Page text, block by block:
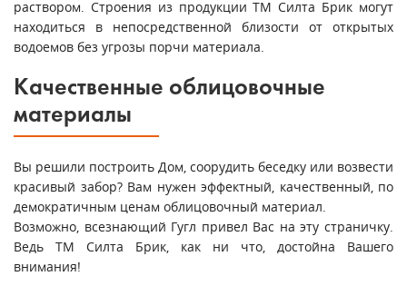
раствором. Строения из продукции ТМ Силта Брик могут
находиться в непосредственной близости от открытых
водоемов без угрозы порчи материала.
Качественные облицовочные
материалы
Вы решили построить Дом, соорудить беседку или возвести
красивый забор? Вам нужен эффектный, качественный, по
демократичным ценам облицовочный материал.
Возможно, всезнающий Гугл привел Вас на эту страничку.
Ведь ТМ Силта Брик, как ни что, достойна Вашего
внимания!